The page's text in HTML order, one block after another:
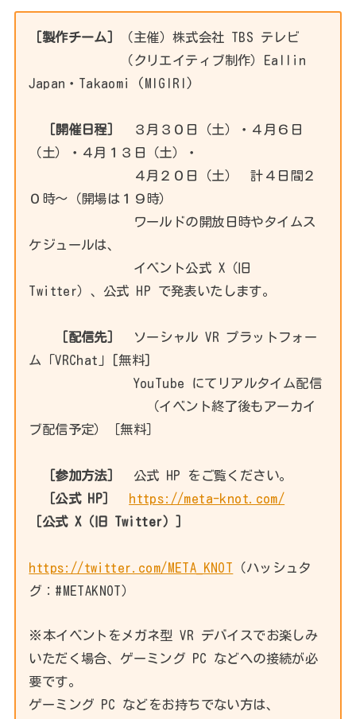
［製作チーム］
（主催）株式会社 TBS テレビ
（クリエイティブ制作）Eallin
Japan・Takaomi (MIGIRI)
［開催日程］
３月３０日（土）・４月６日
（土）・４月１３日（土）・
４月２０日（土） 計４日間２
０時～（開場は１９時）
ワールドの開放日時やタイムス
ケジュールは、
イベント公式 X（旧
Twitter）、公式 HP で発表いたします。
［配信先］
ソーシャル VR プラットフォー
ム「VRChat」[無料]
YouTube にてリアルタイム配信
（イベント終了後もアーカイ
ブ配信予定）［無料］
［参加方法］
公式 HP をご覧ください。
［公式 HP］
https://meta-knot.com/
［公式 X（旧 Twitter）］
https://twitter.com/META_KNOT （ハッシュタ
グ：#METAKNOT）
※本イベントをメガネ型 VR デバイスでお楽しみ
いただく場合、ゲーミング PC などへの接続が必
要です。
ゲーミング PC などをお持ちでない方は、